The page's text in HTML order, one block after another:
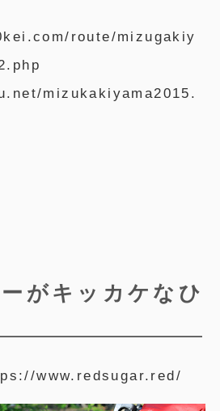
route/mizugakiy
mizukakiyama2015.
がキッカケなひ
www.redsugar.red/